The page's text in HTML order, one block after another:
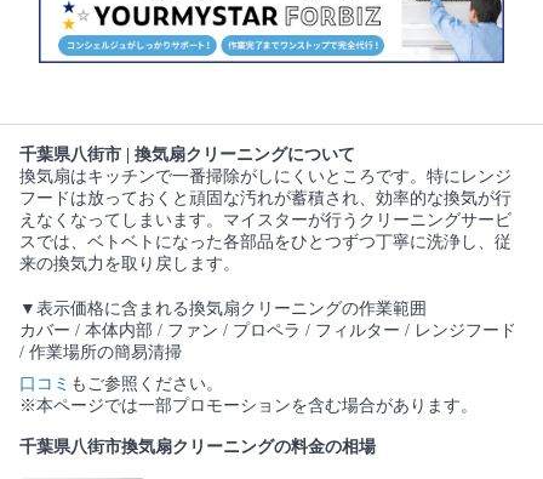
千葉県八街市 | 換気扇クリーニングについて
換気扇はキッチンで一番掃除がしにくいところです。特にレンジ
フードは放っておくと頑固な汚れが蓄積され、効率的な換気が行
えなくなってしまいます。マイスターが行うクリーニングサービ
スでは、ベトベトになった各部品をひとつずつ丁寧に洗浄し、従
来の換気力を取り戻します。
▼表示価格に含まれる換気扇クリーニングの作業範囲
カバー / 本体内部 / ファン / プロペラ / フィルター / レンジフード
/ 作業場所の簡易清掃
口コミ もご参照ください。
※本ページでは一部プロモーションを含む場合があります。
千葉県八街市換気扇クリーニングの料金の相場